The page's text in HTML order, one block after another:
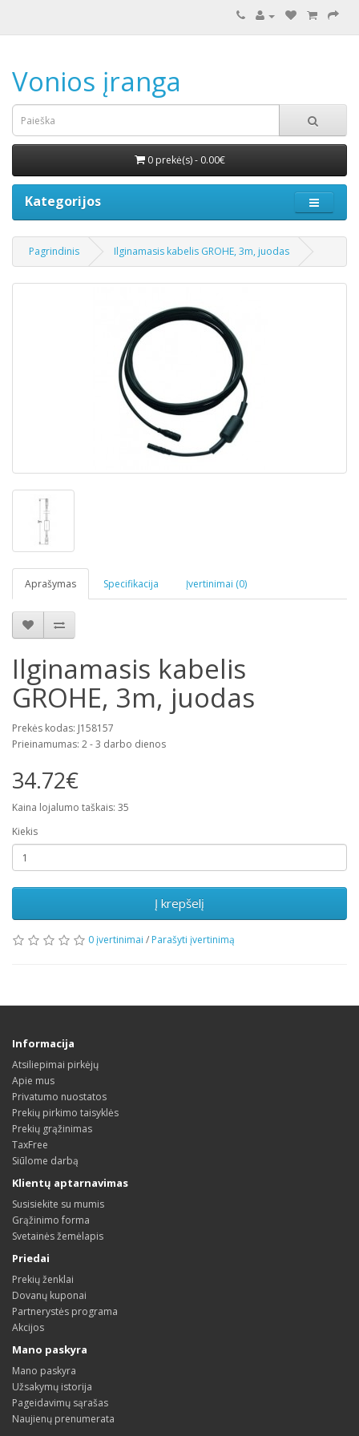
Vonios įranga
0 prekė(s) - 0.00€
Kategorijos
Pagrindinis Ilginamasis kabelis GROHE, 3m, juodas
Aprašymas Specifikacija Įvertinimai (0)
Ilginamasis kabelis
GROHE, 3m, juodas
Prekės kodas: J158157
Prieinamumas: 2 - 3 darbo dienos
34.72€
Kaina lojalumo taškais: 35
Kiekis
Į krepšelį
0 įvertinimai / Parašyti įvertinimą
Informacija
Atsiliepimai pirkėjų
Apie mus
Privatumo nuostatos
Prekių pirkimo taisyklės
Prekių grąžinimas
TaxFree
Siūlome darbą
Klientų aptarnavimas
Susisiekite su mumis
Grąžinimo forma
Svetainės žemėlapis
Priedai
Prekių ženklai
Dovanų kuponai
Partnerystės programa
Akcijos
Mano paskyra
Mano paskyra
Užsakymų istorija
Pageidavimų sąrašas
Naujienų prenumerata